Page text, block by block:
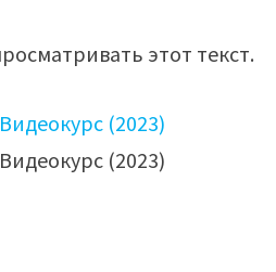
этот текст.